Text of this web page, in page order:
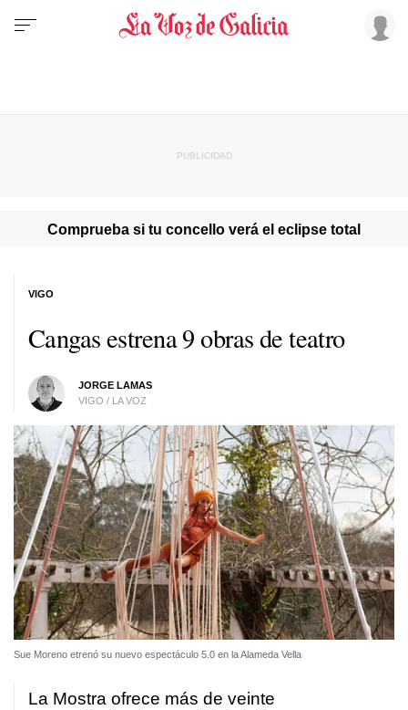
Comprueba si tu concello verá el eclipse total
Cangas estrena 9 obras de teatro
JORGE LAMAS
VIGO / LA VOZ
VIGO
Sue Moreno etrenó su nuevo espectáculo 5.0 en la Alameda Vella
La Mostra ofrece más de veinte